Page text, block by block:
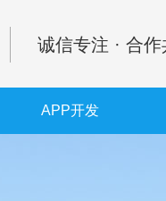
诚信专注 · 合
APP开发